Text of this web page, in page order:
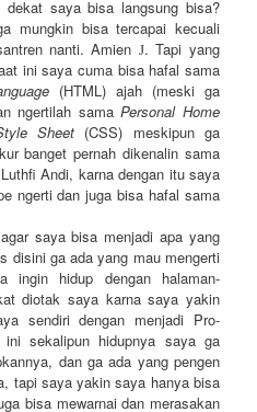
saya bisa langsung bisa?
mungkin bisa tercapai kecuali
nanti. Amien J. Tapi yang
ini saya cuma bisa hafal sama
(HTML) ajah (meski ga
ngertilah samaPersonal Home
Sheet (CSS) meskipun ga
banget pernah dikenalin sama
Andi, karna dengan itu saya
ngerti dan juga bisa hafal sama
saya bisa menjadi apa yang
disini ga ada yang mau mengerti
ingin hidup dengan halaman-
diotak saya karna saya yakin
sendiri dengan menjadi Pro-
sekalipun hidupnya saya ga
dan ga ada yang pengen
tapi saya yakin saya hanya bisa
bisa mewarnai dan merasakan